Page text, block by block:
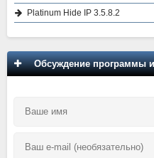
Platinum Hide IP 3.5.8.2
Обсуждение программы и